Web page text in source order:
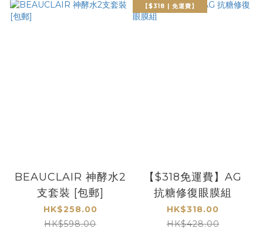
BEAUCLAIR 神酵水2
支套裝 [包郵]
HK$258.00
HK$598.00
【$318 | 免運費】
【$318免運費】AG
抗糖修復眼膜組
HK$318.00
HK$428.00